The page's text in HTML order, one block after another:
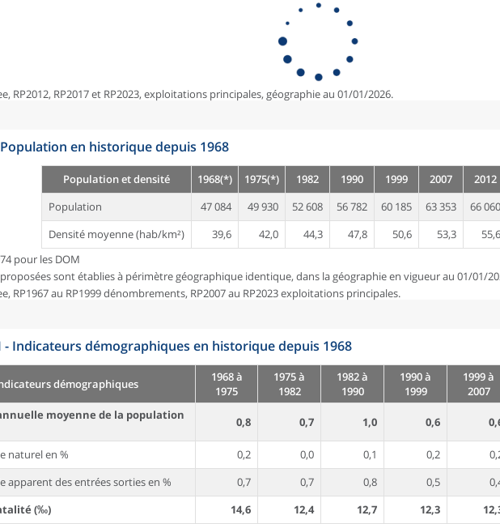
RP2012, RP2017 et RP2023, exploitations principales, géographie au 01/01/2026.
Population en historique depuis 1968
Population et densité 1968(*) 1975(*) 1982 1990 1999 2007
2012
Population
47 084 49 930 52 608 56 782 60 185 63 353
66 060
Densité moyenne (hab/km²)
39,6 42,0 44,3 47,8 50,6 53,3
55,6
pour les DOM
sont établies à périmètre géographique identique, dans la géographie en vigueur au 01/01/
RP1967 au RP1999 dénombrements, RP2007 au RP2023 exploitations principales.
- Indicateurs démographiques en historique depuis 1968
démographiques
1968 à
1975
1975 à
1982
1982 à
1990
1990 à
1999
1999 à
2007
moyenne de la population
0,8 0,7 1,0 0,6
naturel en % 0,2 0,0 0,1 0,2
apparent des entrées sorties en %
0,7 0,7 0,8 0,5
(‰)
14,6 12,4 12,7 12,3